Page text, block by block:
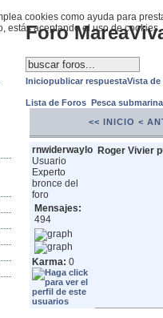
cookies como ayuda para
estás aceptando el uso de cookies.
Foro
Iniciopublicar respuestaVista de
Lista de Foros Pesca
<< INICIO <
rnwiderwaylo
Usuario
Experto
bronce del
foro
Mensajes:
494
Karma: 0
Roger Vivier